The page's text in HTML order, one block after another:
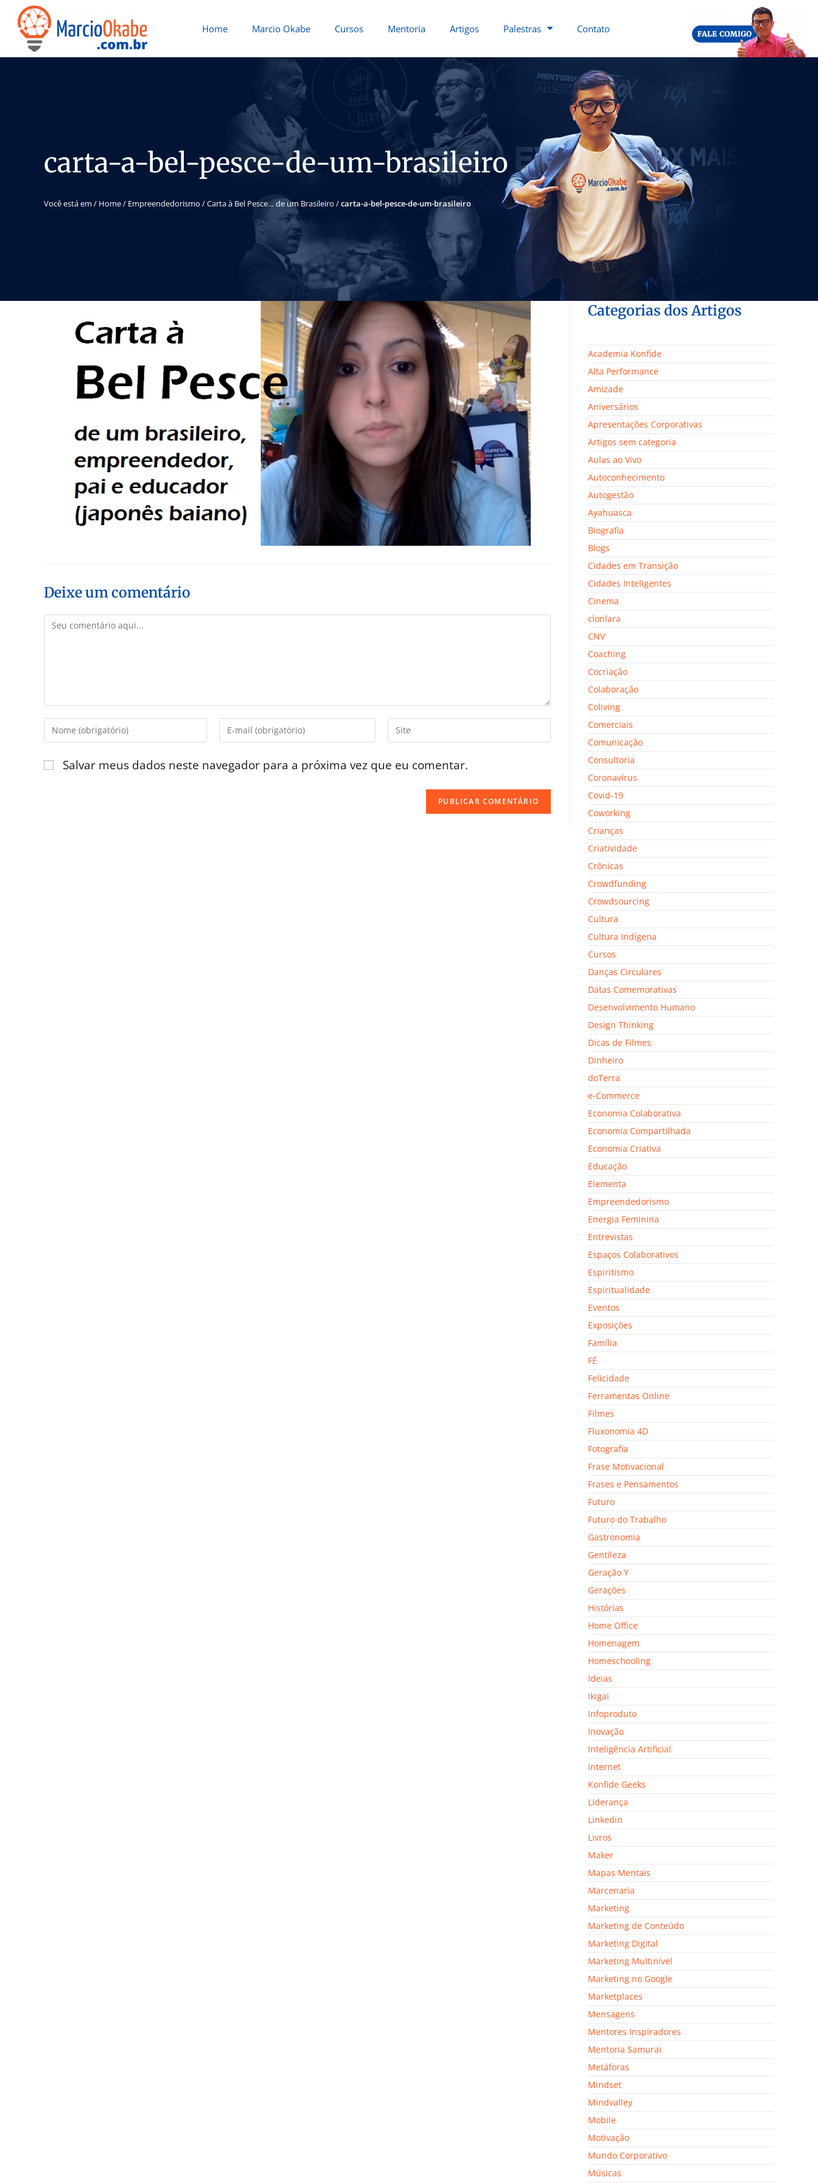
Home Marcio Okabe Cursos Mentoria Artigos Palestras Contato
carta-a-bel-pesce-de-um-brasileiro
Você está em / Home/ Empreendedorismo /Carta à Bel Pesce… de um Brasileiro /carta-a-bel-pesce-de-um-brasileiro
Deixe um comentário
Salvar meus dados neste navegador para a próxima vez que eu comentar.
Categorias dos Artigos
Academia Konfide
Alta Performance
Amizade
Aniversários
Apresentações Corporativas
Artigos sem categoria
Aulas ao Vivo
Autoconhecimento
Autogestão
Ayahuasca
Biografia
Blogs
Cidades em Transição
Cidades Inteligentes
Cinema
clonlara
CNV
Coaching
Cocriação
Colaboração
Coliving
Comerciais
Comunicação
Consultoria
Coronavírus
Covid-19
Coworking
Crianças
Criatividade
Crônicas
Crowdfunding
Crowdsourcing
Cultura
Cultura Indígena
Cursos
Danças Circulares
Datas Comemorativas
Desenvolvimento Humano
Design Thinking
Dicas de Filmes
Dinheiro
doTerra
e-Commerce
Economia Colaborativa
Economia Compartilhada
Economia Criativa
Educação
Elementa
Empreendedorismo
Energia Feminina
Entrevistas
Espaços Colaborativos
Espiritismo
Espiritualidade
Eventos
Exposições
Família
FÉ
Felicidade
Ferramentas Online
Filmes
Fluxonomia 4D
Fotografia
Frase Motivacional
Frases e Pensamentos
Futuro
Futuro do Trabalho
Gastronomia
Gentileza
Geração Y
Gerações
Histórias
Home Office
Homenagem
Homeschooling
Ideias
Ikigai
Infoproduto
Inovação
Inteligência Artificial
Internet
Konfide Geeks
Liderança
Linkedin
Livros
Maker
Mapas Mentais
Marcenaria
Marketing
Marketing de Conteúdo
Marketing Digital
Marketing Multinível
Marketing no Google
Marketplaces
Mensagens
Mentores Inspiradores
Mentoria Samurai
Metáforas
Mindset
Mindvalley
Mobile
Motivação
Mundo Corporativo
Músicas